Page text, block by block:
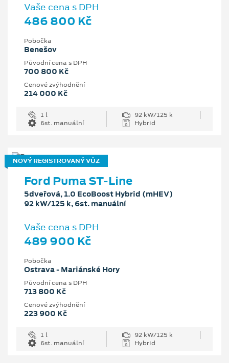
Vaše cena s DPH
486 800 Kč
Pobočka
Benešov
Původní cena s DPH
700 800 Kč
Cenové zvýhodnění
214 000 Kč
1 l
92 kW/125 k
6st. manuální
Hybrid
NOVÝ REGISTROVANÝ VŮZ
Ford Puma ST-Line
5dveřová, 1.0 EcoBoost Hybrid (mHEV)
92 kW/125 k, 6st. manuální
Vaše cena s DPH
489 900 Kč
Pobočka
Ostrava - Mariánské Hory
Původní cena s DPH
713 800 Kč
Cenové zvýhodnění
223 900 Kč
1 l
92 kW/125 k
6st. manuální
Hybrid